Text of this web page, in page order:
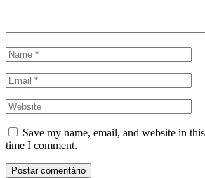
Save my name, email, and website in
time I comment.